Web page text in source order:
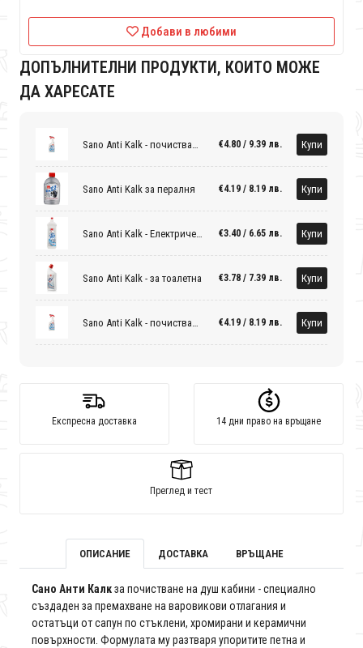
Добави в любими
ДОПЪЛНИТЕЛНИ ПРОДУКТИ, КОИТО МОЖЕ
ДА ХАРЕСАТЕ
€4.80 / 9.39 лв. Купи
Sano Anti Kalk за пералня €4.19 / 8.19 лв. Купи
Sano Anti Kalk - Електрически уреди €3.40 / 6.65 лв. Купи
Sano Anti Kalk - за тоалетна €3.78 / 7.39 лв. Купи
€4.19 / 8.19 лв. Купи
Експресна доставка 14 дни право на връщане
Преглед и тест
ОПИСАНИЕ ДОСТАВКА ВРЪЩАНЕ
Сано Анти Калкза почистване на душ кабини - специално
създаден за премахване на варовикови отлагания и
остатъци от сапун по стъклени, хромирани и керамични
повърхности. Формулата му разтваря упоритите петна и